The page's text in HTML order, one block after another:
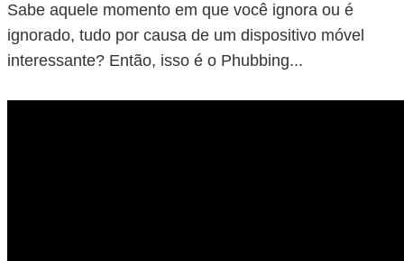
Sabe aquele momento em que você ignora ou é
ignorado, tudo por causa de um dispositivo móvel
interessante? Então, isso é o Phubbing...